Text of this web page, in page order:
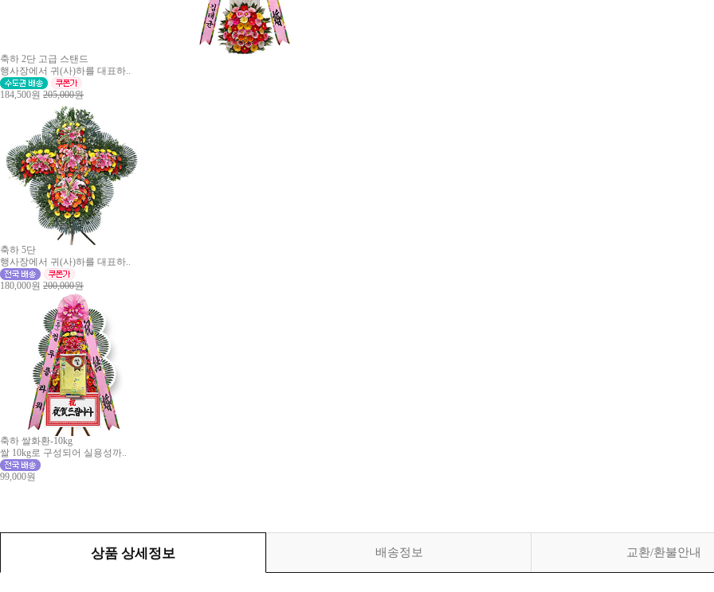
축하 2단 고급 스탠드
행사장에서 귀(사)하를 대표하..
184,500원 205,000원
축하 5단
행사장에서 귀(사)하를 대표하..
180,000원 200,000원
축하 쌀화환-10kg
쌀 10kg로 구성되어 실용성까..
99,000원
상품 상세정보 배송정보 교환/환불안내